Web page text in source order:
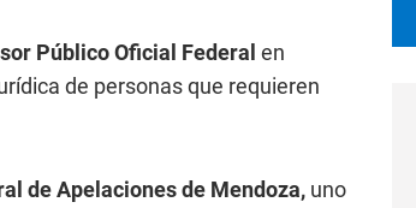
Público Oficial Federal en
de personas que requieren
de Apelaciones de Mendoza, uno